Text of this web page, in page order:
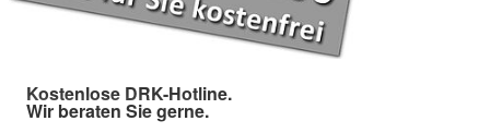
Kostenlose DRK-Hotline.
Wir beraten Sie gerne.